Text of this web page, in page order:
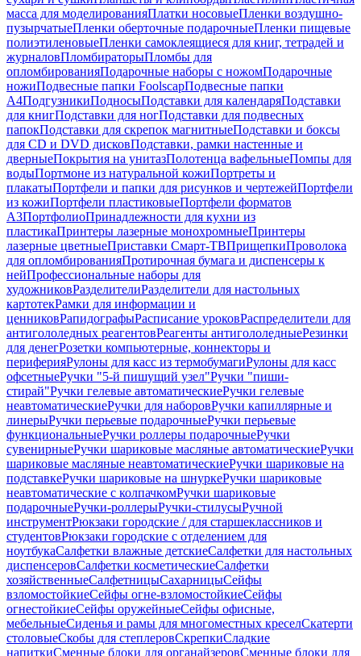
масса для моделированияПлатки носовыеПленки воздушно-
пузырчатыеПленки оберточные подарочныеПленки пищевые
полиэтиленовыеПленки самоклеящиеся для книг, тетрадей и
журналовПломбираторыПломбы для
опломбированияПодарочные наборы с ножомПодарочные
ножиПодвесные папки FoolscapПодвесные папки
А4ПодгузникиПодносыПодставки для календаряПодставки
для книгПодставки для ногПодставки для подвесных
папокПодставки для скрепок магнитныеПодставки и боксы
для CD и DVD дисковПодставки, рамки настенные и
дверныеПокрытия на унитазПолотенца вафельныеПомпы для
водыПортмоне из натуральной кожиПортреты и
плакатыПортфели и папки для рисунков и чертежейПортфели
из кожиПортфели пластиковыеПортфели форматов
А3ПортфолиоПринадлежности для кухни из
пластикаПринтеры лазерные монохромныеПринтеры
лазерные цветныеПриставки Смарт-ТВПрищепкиПроволока
для опломбированияПротирочная бумага и диспенсеры к
нейПрофессиональные наборы для
художниковРазделителиРазделители для настольных
картотекРамки для информации и
ценниковРапидографыРасписание уроковРаспределители для
антигололедных реагентовРеагенты антигололедныеРезинки
для денегРозетки компьютерные, коннекторы и
периферияРулоны для касс из термобумагиРулоны для касс
офсетныеРучки "5-й пишущий узел"Ручки "пиши-
стирай"Ручки гелевые автоматическиеРучки гелевые
неавтоматическиеРучки для наборовРучки капиллярные и
линерыРучки перьевые подарочныеРучки перьевые
функциональныеРучки роллеры подарочныеРучки
сувенирныеРучки шариковые масляные автоматическиеРучки
шариковые масляные неавтоматическиеРучки шариковые на
подставкеРучки шариковые на шнуркеРучки шариковые
неавтоматические с колпачкомРучки шариковые
подарочныеРучки-роллерыРучки-стилусыРучной
инструментРюкзаки городские / для старшеклассников и
студентовРюкзаки городские с отделением для
ноутбукаСалфетки влажные детскиеСалфетки для настольных
диспенсеровСалфетки косметическиеСалфетки
хозяйственныеСалфетницыСахарницыСейфы
взломостойкиеСейфы огне-взломостойкиеСейфы
огнестойкиеСейфы оружейныеСейфы офисные,
мебельныеСиденья и рамы для многоместных креселСкатерти
столовыеСкобы для степлеровСкрепкиСладкие
напиткиСменные блоки для органайзеровСменные блоки для